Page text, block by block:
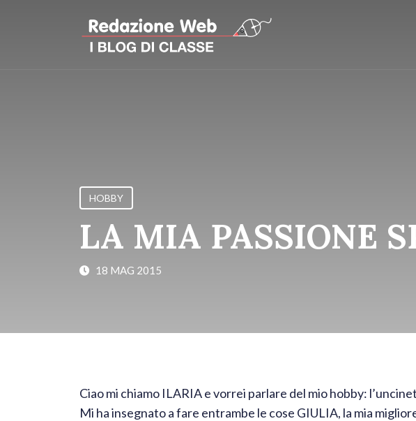
HOBBY
LA MIA PASSIONE
18 MAG 2015
Ciao mi chiamo ILARIA e vorrei parlare del mio hobby:
Mi ha insegnato a fare entrambe le cose GIULIA, la mia